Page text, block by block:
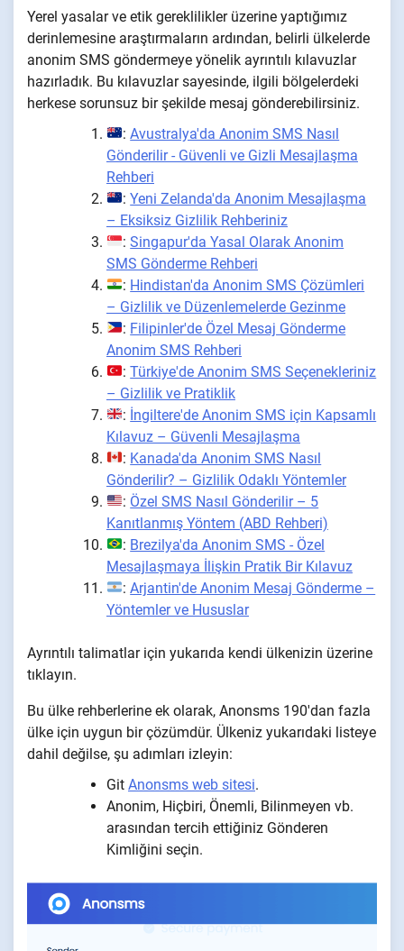
Yerel yasalar ve etik gereklilikler üzerine yaptığımız
derinlemesine araştırmaların ardından, belirli ülkelerde
anonim SMS göndermeye yönelik ayrıntılı kılavuzlar
hazırladık. Bu kılavuzlar sayesinde, ilgili bölgelerdeki
herkese sorunsuz bir şekilde mesaj gönderebilirsiniz.
:Avustralya'da Anonim SMS Nasıl
Gönderilir - Güvenli ve Gizli Mesajlaşma
Rehberi
:Yeni Zelanda'da Anonim Mesajlaşma
– Eksiksiz Gizlilik Rehberiniz
:Singapur'da Yasal Olarak Anonim
SMS Gönderme Rehberi
: Hindistan'da Anonim SMS Çözümleri
– Gizlilik ve Düzenlemelerde Gezinme
: Filipinler'de Özel Mesaj Gönderme
Anonim SMS Rehberi
:Türkiye'de Anonim SMS Seçenekleriniz
– Gizlilik ve Pratiklik
: İngiltere'de Anonim SMS için Kapsamlı
Kılavuz – Güvenli Mesajlaşma
: Kanada'da Anonim SMS Nasıl
Gönderilir? – Gizlilik Odaklı Yöntemler
: Özel SMS Nasıl Gönderilir – 5
Kanıtlanmış Yöntem (ABD Rehberi)
: Brezilya'da Anonim SMS - Özel
Mesajlaşmaya İlişkin Pratik Bir Kılavuz
:Arjantin'de Anonim Mesaj Gönderme –
Yöntemler ve Hususlar
Ayrıntılı talimatlar için yukarıda kendi ülkenizin üzerine
tıklayın.
Bu ülke rehberlerine ek olarak, Anonsms 190'dan fazla
ülke için uygun bir çözümdür. Ülkeniz yukarıdaki listeye
dahil değilse, şu adımları izleyin:
Git Anonsms web sitesi.
Anonim, Hiçbiri, Önemli, Bilinmeyen vb.
arasından tercih ettiğiniz Gönderen
Kimliğini seçin.